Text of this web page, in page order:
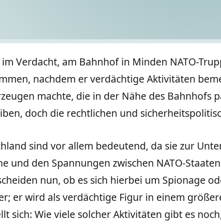
Verdacht, am Bahnhof in Minden NATO-
nachdem er verdächtige Aktivitäten
machte, die in der Nähe des Bahnhofs
doch die rechtlichen und
sind vor allem bedeutend, da sie zur
und den Spannungen zwischen NATO-
nun, ob es sich hierbei um Spionage
er wird als verdächtige Figur in einem
sich: Wie viele solcher Aktivitäten gibt es